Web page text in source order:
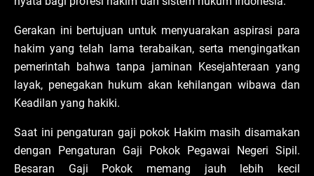
Gerakan ini bertujuan untuk menyuarakan aspirasi para
hakim yang telah lama terabaikan, serta mengingatkan
pemerintah bahwa tanpa jaminan Kesejahteraan yang
layak, penegakan hukum akan kehilangan wibawa dan
Keadilan yang hakiki.
Saat ini pengaturan gaji pokok Hakim masih disamakan
dengan Pengaturan Gaji Pokok Pegawai Negeri Sipil.
Besaran Gaji Pokok memang jauh lebih kecil